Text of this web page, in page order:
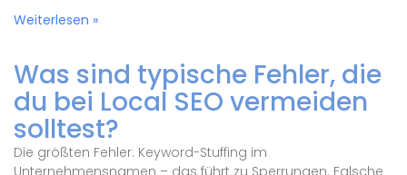
Weiterlesen »
Was sind typische Fehler, die
du bei Local SEO vermeiden
solltest?
Die größten Fehler: Keyword-Stuffing im